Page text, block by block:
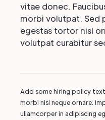
vitae donec.
morbi volutpat. Sed
egestas tortor nisl
volutpat curabitur
Add some hiring policy
morbi nisl neque ornare.
ullamcorper in adipiscing